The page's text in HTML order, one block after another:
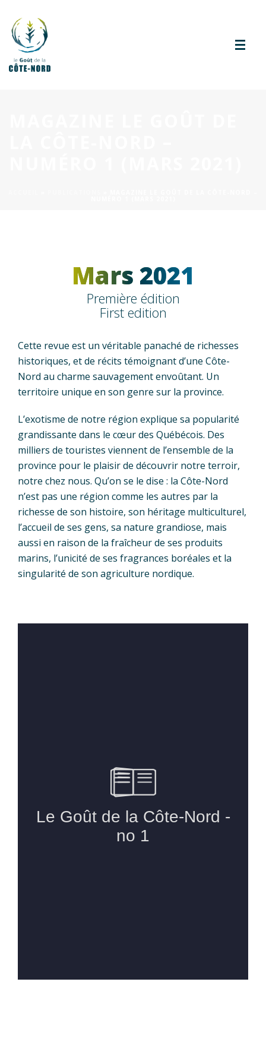
Mars 2021
Première édition
First edition
Cette revue est un véritable panaché de richesses
historiques, et de récits témoignant d’une Côte-
Nord au charme sauvagement envoûtant. Un
territoire unique en son genre sur la province.
L’exotisme de notre région explique sa popularité
grandissante dans le cœur des Québécois. Des
milliers de touristes viennent de l’ensemble de la
province pour le plaisir de découvrir notre terroir,
notre chez nous. Qu’on se le dise : la Côte-Nord
n’est pas une région comme les autres par la
richesse de son histoire, son héritage multiculturel,
l’accueil de ses gens, sa nature grandiose, mais
aussi en raison de la fraîcheur de ses produits
marins, l’unicité de ses fragrances boréales et la
singularité de son agriculture nordique.